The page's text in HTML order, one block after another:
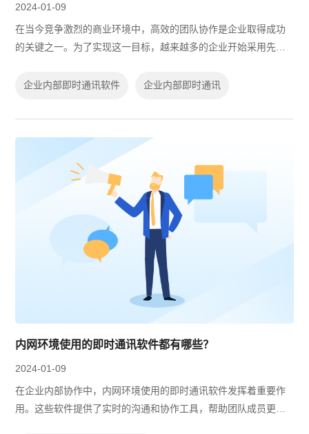
2024-01-09
在当今竞争激烈的商业环境中，高效的团队协作是企业取得成功
的关键之一。为了实现这一目标，越来越多的企业开始采用先进
过提供实时聊天、文件共享和语音通...
企业内部即时通讯软件 企业内部即时通讯
内网环境使用的即时通讯软件都有哪些？
2024-01-09
在企业内部协作中，内网环境使用的即时通讯软件发挥着重要作
用。这些软件提供了实时的沟通和协作工具，帮助团队成员更加